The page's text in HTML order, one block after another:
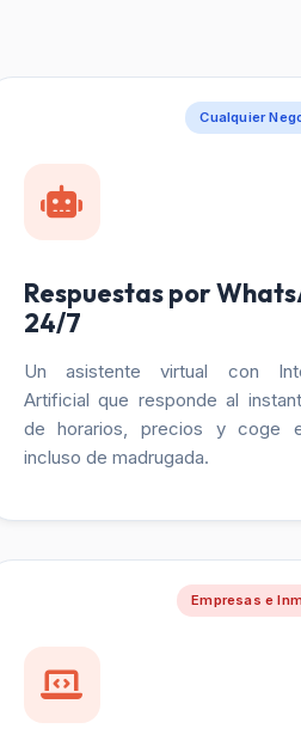
Cualquier
Respuestas por
24/7
Un asistente virtual con
Artificial que responde al
de horarios, precios y coge
incluso de madrugada.
Empresas e